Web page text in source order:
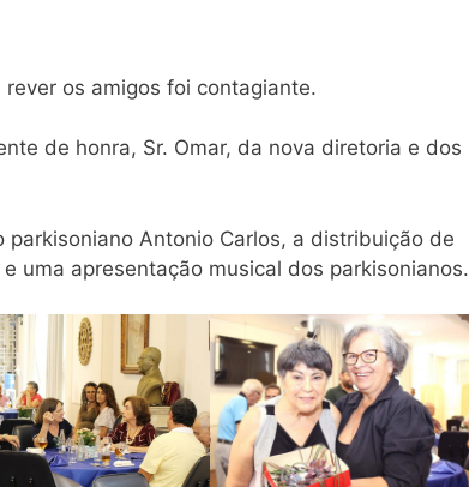
os amigos foi contagiante.
de honra, Sr. Omar, da nova diretoria e dos
Antonio Carlos, a distribuição de
uma apresentação musical dos parkisonianos.